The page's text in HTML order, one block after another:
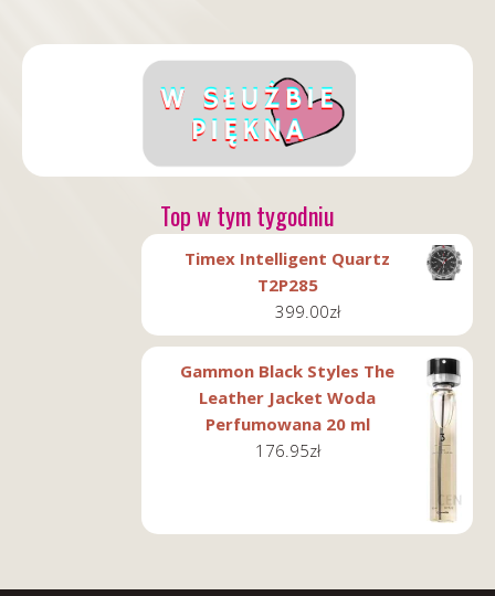
Top w tym tygodniu
Timex Intelligent Quartz
T2P285
399.00zł
Gammon Black Styles The
Leather Jacket Woda
Perfumowana 20 ml
176.95zł